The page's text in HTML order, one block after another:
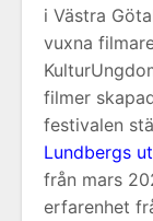
i Västra
vuxna
filmer
festivalen
Lundbergs
från mars
erfarenhet